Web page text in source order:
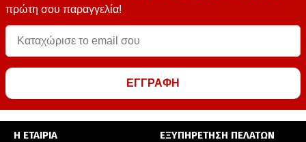
πρώτη σου παραγγελία!
ΕΓΓΡΑΦΗ
Η ΕΤΑΙΡΙΑ ΕΞΥΠΗΡΕΤΗΣΗ ΠΕΛΑΤΩΝ